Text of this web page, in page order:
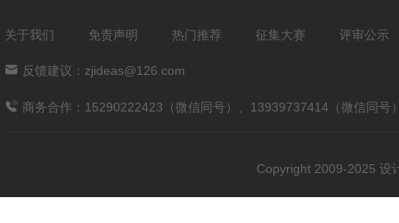
关于我们 免责声明 热门推荐 征集大赛 评审公示
反馈建议：zjideas@126.com
商务合作：15290222423（微信同号）、13939737414（微信同号
Copyright 2009-2025 设